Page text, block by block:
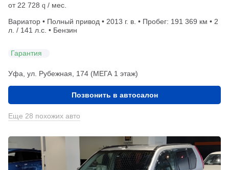
от 22 728 q / мес.
Вариатор • Полный привод • 2013 г. в. • Пробег: 191 369 км • 2
л. / 141 л.с. • Бензин
Гарантия
Уфа, ул. Рубежная, 174 (МЕГА 1 этаж)
Позвонить в автосалон
Еще 28 похожих авто